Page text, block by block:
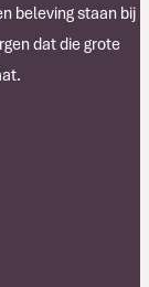
beleving staan bij
dat die grote